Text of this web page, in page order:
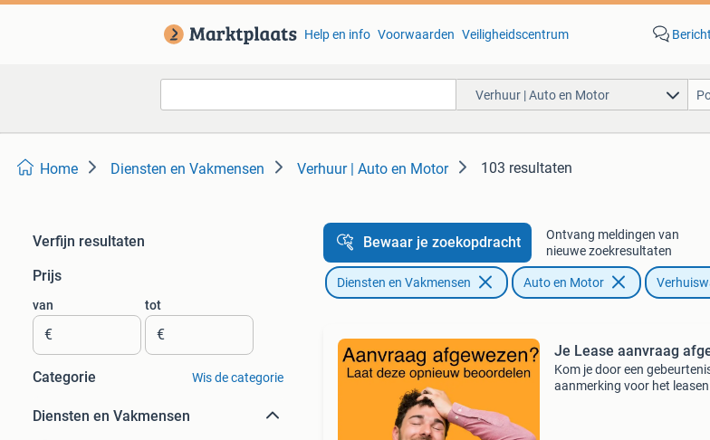
Help en info Voorwaarden Veiligheidscentrum
Verhuur | Auto en Motor
Home Diensten en Vakmensen Verhuur | Auto en Motor 103 resultaten
Verfijn resultaten
Prijs
van
€
tot
€
Categorie Wis de categorie
Diensten en Vakmensen
Bewaar je zoekopdracht
Ontvang meldingen van
nieuwe zoekresultaten
Diensten en Vakmensen Auto en Motor
Je Lease aanvraag
Kom je door een
aanmerking voor het